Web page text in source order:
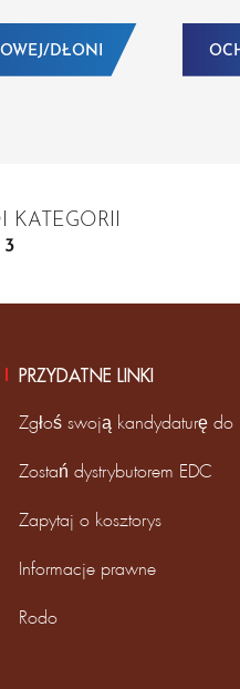
DŁONI
KATEGORII
PRZYDATNE LINKI
Zgłoś swoją kandydaturę do
Zostań dystrybutorem EDC
Zapytaj o kosztorys
Informacje prawne
Rodo